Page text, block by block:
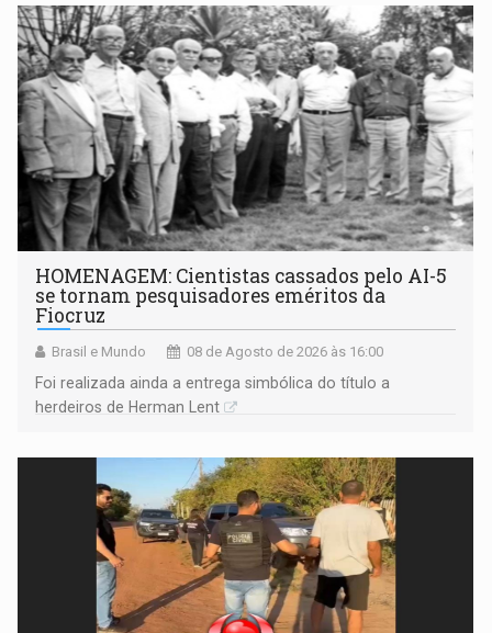
HOMENAGEM: Cientistas cassados pelo AI-5
se tornam pesquisadores eméritos da
Fiocruz
Brasil e Mundo 08 de Agosto de 2026 às 16:00
Foi realizada ainda a entrega simbólica do título a
herdeiros de Herman Lent